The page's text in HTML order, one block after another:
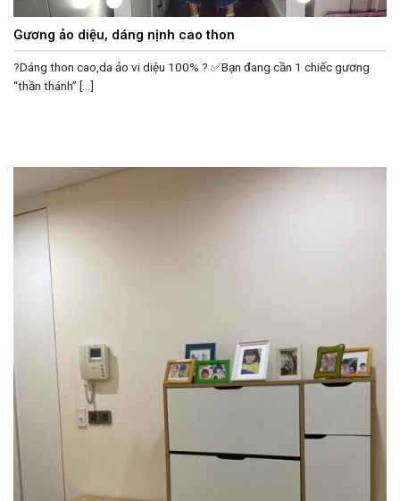
Gương ảo diệu, dáng nịnh cao thon
?Dáng thon cao,da ảo vi diệu 100% ? ✅Bạn đang cần 1 chiếc gương
“thần thánh” [...]